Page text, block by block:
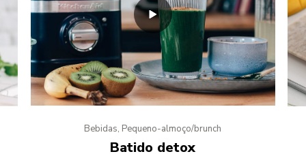
Bebidas, Pequeno-almoço/brunch
Batido detox